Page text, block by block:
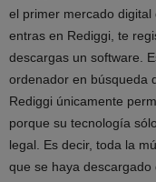
el primer mercado
entras en Rediggi, te
descargas un software.
ordenador en búsqueda
Rediggi únicamente
porque su tecnología
legal. Es decir, toda la
que se haya